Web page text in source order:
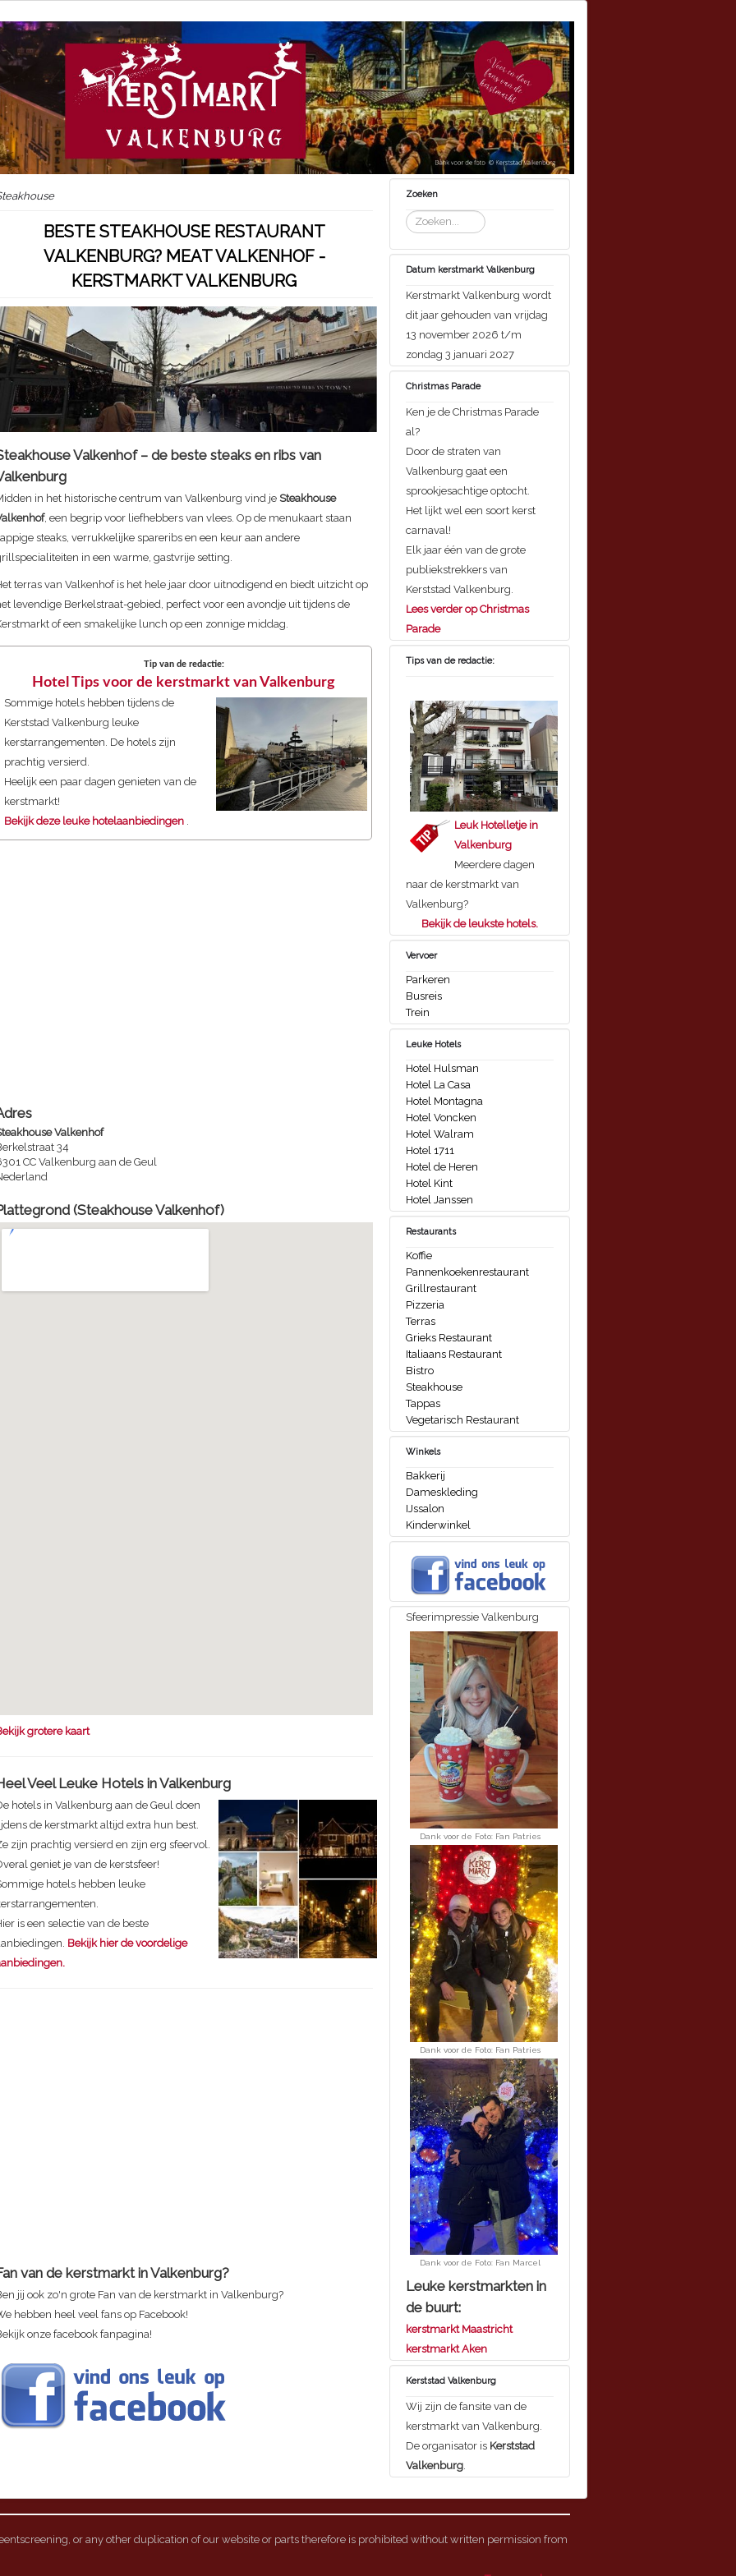
BESTE STEAKHOUSE RESTAURANT
VALKENBURG? MEAT VALKENHOF -
KERSTMARKT VALKENBURG
Valkenhof – de beste steaks en ribs van
in het historische centrum van Valkenburg vind je Steakhouse
, een begrip voor liefhebbers van vlees. Op de menukaart staan
steaks, verrukkelijke spareribs en een keur aan andere
in een warme, gastvrije setting.
terras van Valkenhof is het hele jaar door uitnodigend en biedt uitzicht op
levendige Berkelstraat-gebied, perfect voor een avondje uit tijdens de
of een smakelijke lunch op een zonnige middag.
Tip van de redactie:
Hotel Tips voor de kerstmarkt van Valkenburg
Sommige hotels hebben tijdens de
Kerststad Valkenburg leuke
kerstarrangementen. De hotels zijn
prachtig versierd.
Heelijk een paar dagen genieten van de
kerstmarkt!
Bekijk deze leuke hotelaanbiedingen .
Valkenhof
34
CC Valkenburg aan de Geul
(Steakhouse Valkenhof)
grotere kaart
Veel Leuke Hotels in Valkenburg
hotels in Valkenburg aan de Geul doen
de kerstmarkt altijd extra hun best.
zijn prachtig versierd en zijn erg sfeervol.
geniet je van de kerstsfeer!
hotels hebben leuke
is een selectie van de beste
Bekijk hier de voordelige
van de kerstmarkt in Valkenburg?
jij ook zo'n grote Fan van de kerstmarkt in Valkenburg?
hebben heel veel fans op Facebook!
onze facebook fanpagina!
Zoeken
Zoeken...
Datum kerstmarkt Valkenburg
Kerstmarkt Valkenburg wordt
dit jaar gehouden van vrijdag
13 november 2026 t/m
zondag 3 januari 2027
Christmas Parade
Ken je de Christmas Parade
al?
Door de straten van
Valkenburg gaat een
sprookjesachtige optocht.
Het lijkt wel een soort kerst
carnaval!
Elk jaar één van de grote
publiekstrekkers van
Kerststad Valkenburg.
Lees verder op Christmas
Parade
Tips van de redactie:
Leuk Hotelletje in
Valkenburg
Meerdere dagen
naar de kerstmarkt van
Valkenburg?
Bekijk de leukste hotels.
Vervoer
Parkeren
Busreis
Trein
Leuke Hotels
Hotel Hulsman
Hotel La Casa
Hotel Montagna
Hotel Voncken
Hotel Walram
Hotel 1711
Hotel de Heren
Hotel Kint
Hotel Janssen
Restaurants
Koffie
Pannenkoekenrestaurant
Grillrestaurant
Pizzeria
Terras
Grieks Restaurant
Italiaans Restaurant
Bistro
Steakhouse
Tappas
Vegetarisch Restaurant
Winkels
Bakkerij
Dameskleding
IJssalon
Kinderwinkel
Sfeerimpressie Valkenburg
Dank voor de Foto: Fan Patries
Dank voor de Foto: Fan Patries
Dank voor de Foto: Fan Marcel
Leuke kerstmarkten in
de buurt:
kerstmarkt Maastricht
kerstmarkt Aken
Kerststad Valkenburg
Wij zijn de fansite van de
kerstmarkt van Valkenburg.
De organisator is Kerststad
Valkenburg.
or any other duplication of our website or parts therefore is prohibited without written permission from